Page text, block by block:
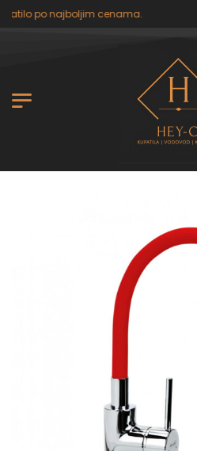
po najboljim cenama.